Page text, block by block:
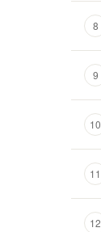
8
9
10
11
12